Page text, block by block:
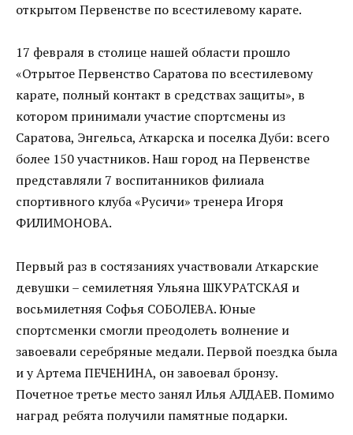
открытом Первенстве по всестилевому карате.
17 февраля в столице нашей области прошло
«Отрытое Первенство Саратова по всестилевому
карате, полный контакт в средствах защиты», в
котором принимали участие спортсмены из
Саратова, Энгельса, Аткарска и поселка Дуби: всего
более 150 участников. Наш город на Первенстве
представляли 7 воспитанников филиала
спортивного клуба «Русичи» тренера Игоря
ФИЛИМОНОВА.
Первый раз в состязаниях участвовали Аткарские
девушки – семилетняя Ульяна ШКУРАТСКАЯ и
восьмилетняя Софья СОБОЛЕВА. Юные
спортсменки смогли преодолеть волнение и
завоевали серебряные медали. Первой поездка была
и у Артема ПЕЧЕНИНА, он завоевал бронзу.
Почетное третье место занял Илья АЛДАЕВ. Помимо
наград ребята получили памятные подарки.